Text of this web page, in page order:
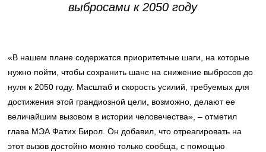
выбросами к 2050 году
«В нашем плане содержатся приоритетные шаги, на которые
нужно пойти, чтобы сохранить шанс на снижение выбросов до
нуля к 2050 году. Масштаб и скорость усилий, требуемых для
достижения этой грандиозной цели, возможно, делают ее
величайшим вызовом в истории человечества», – отметил
глава МЭА Фатих Бирол. Он добавил, что отреагировать на
этот вызов достойно можно только сообща, с помощью